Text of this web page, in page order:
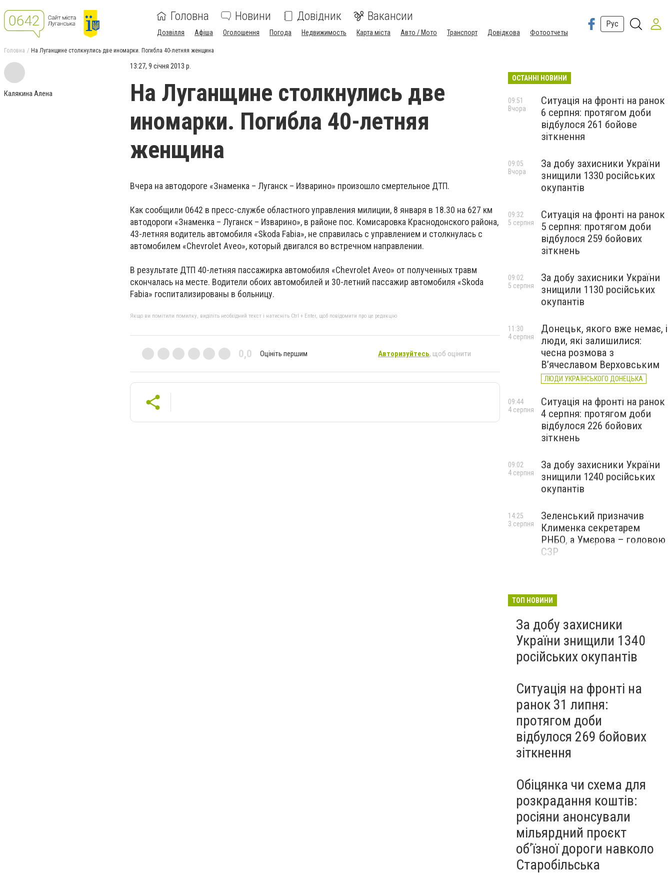
Головна Новини Довідник Вакансии
Дозвілля Афіша Оголошення Погода Недвижимость Карта міста Авто / Мото Транспорт Довідкова Фотоотчеты
Рус
Головна На Луганщине столкнулись две иномарки. Погибла 40-летняя женщина
Калякина Алена
13:27, 9 січня 2013 р.
На Луганщине столкнулись две
иномарки. Погибла 40-летняя
женщина
Вчера на автодороге «Знаменка – Луганск – Изварино» произошло смертельное ДТП.
Как сообщили 0642 в пресс-службе областного управления милиции, 8 января в 18.30 на 627 км
автодороги «Знаменка – Луганск – Изварино», в районе пос. Комисаровка Краснодонского района,
43-летняя водитель автомобиля «Skoda Fabia», не справилась с управлением и столкнулась с
автомобилем «Chevrolet Aveo», который двигался во встречном направлении.
В результате ДТП 40-летняя пассажирка автомобиля «Chevrolet Aveo» от полученных травм
скончалась на месте. Водители обоих автомобилей и 30-летний пассажир автомобиля «Skoda
Fabia» госпитализированы в больницу.
Якщо ви помітили помилку, виділіть необхідний текст і натисніть Ctrl + Enter, щоб повідомити про це редакцію
0,0 Оцініть першим Авторизуйтесь, щоб оцінити
ОСТАННІ НОВИНИ
Ситуація на фронті на ранок
6 серпня: протягом доби
відбулося 261 бойове
зіткнення
09:51
Вчора
За добу захисники України
знищили 1330 російських
окупантів
09:05
Вчора
Ситуація на фронті на ранок
5 серпня: протягом доби
відбулося 259 бойових
зіткнень
09:32
5 серпня
За добу захисники України
знищили 1130 російських
окупантів
09:02
5 серпня
Донецьк, якого вже немає, і
люди, які залишилися:
чесна розмова з
В’ячеславом Верховським
ЛЮДИ УКРАЇНСЬКОГО ДОНЕЦЬКА
11:30
4 серпня
Ситуація на фронті на ранок
4 серпня: протягом доби
відбулося 226 бойових
зіткнень
09:44
4 серпня
За добу захисники України
знищили 1240 російських
окупантів
09:02
4 серпня
Зеленський призначив
Клименка секретарем
РНБО, а Умєрова – головою
СЗР
14:25
3 серпня
ТОП НОВИНИ
За добу захисники
України знищили 1340
російських окупантів
Ситуація на фронті на
ранок 31 липня:
протягом доби
відбулося 269 бойових
зіткнення
Обіцянка чи схема для
розкрадання коштів:
росіяни анонсували
мільярдний проєкт
об’їзної дороги навколо
Старобільська